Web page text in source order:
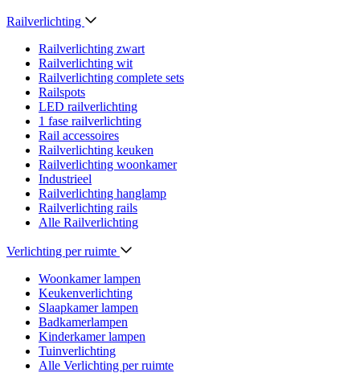
Railverlichting
Railverlichting zwart
Railverlichting wit
Railverlichting complete sets
Railspots
LED railverlichting
1 fase railverlichting
Rail accessoires
Railverlichting keuken
Railverlichting woonkamer
Industrieel
Railverlichting hanglamp
Railverlichting rails
Alle Railverlichting
Verlichting per ruimte
Woonkamer lampen
Keukenverlichting
Slaapkamer lampen
Badkamerlampen
Kinderkamer lampen
Tuinverlichting
Alle Verlichting per ruimte